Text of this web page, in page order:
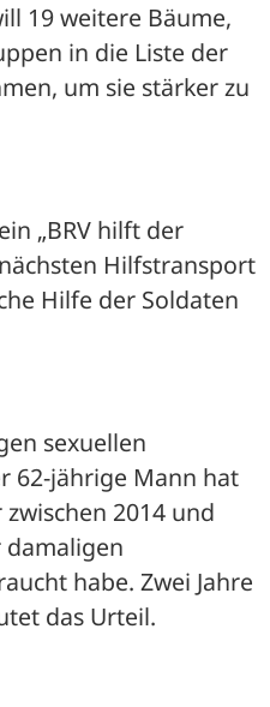
19 weitere Bäume,
in die Liste der
um sie stärker zu
„BRV hilft der
Hilfstransport
Hilfe der Soldaten
sexuellen
62-jährige Mann hat
2014 und
damaligen
habe. Zwei Jahre
das Urteil.